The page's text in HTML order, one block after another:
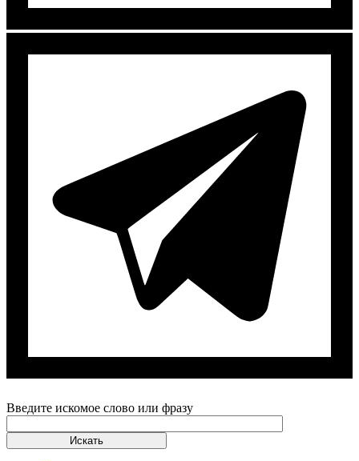
Введите искомое слово или фразу